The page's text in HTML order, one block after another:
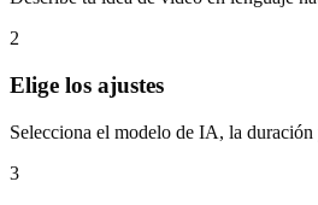
2
Elige los ajustes
Selecciona el modelo de IA, la
3